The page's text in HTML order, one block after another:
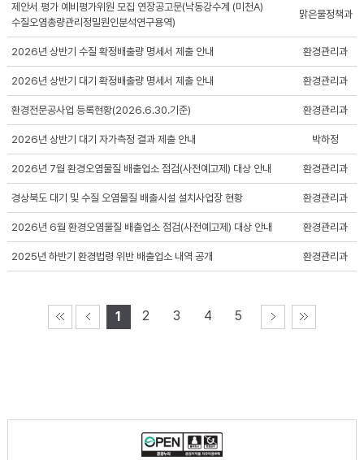
제안서 평가 예비평가위원 모집 연장공고문(낙동강수계 (미천A)
수질오염총량관리정밀원인분석연구용역)
맑은물정책과
2026년 상반기 수질 확정배출량 명세서 제출 안내 환경관리과
2026년 상반기 대기 확정배출량 명세서 제출 안내 환경관리과
환경전문공사업 등록현황(2026.6.30.기준) 환경관리과
2026년 상반기 대기 자가측정 결과 제출 안내 박하정
2026년 7월 환경오염물질 배출업소 점검(사전예고제) 대상 안내 환경관리과
경상북도 대기 및 수질 오염물질 배출시설 설치사업장 현황 환경관리과
2026년 6월 환경오염물질 배출업소 점검(사전예고제) 대상 안내 환경관리과
2025년 하반기 환경법령 위반 배출업소 내역 공개 환경관리과
1 2 3 4 5